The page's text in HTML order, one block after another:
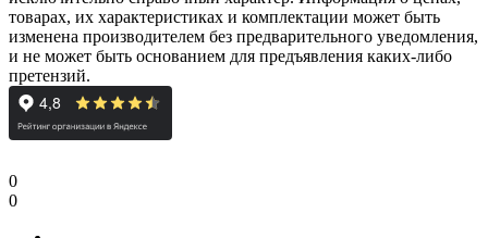
товарах, их характеристиках и комплектации может быть
изменена производителем без предварительного уведомления,
и не может быть основанием для предъявления каких-либо
претензий.
0
0